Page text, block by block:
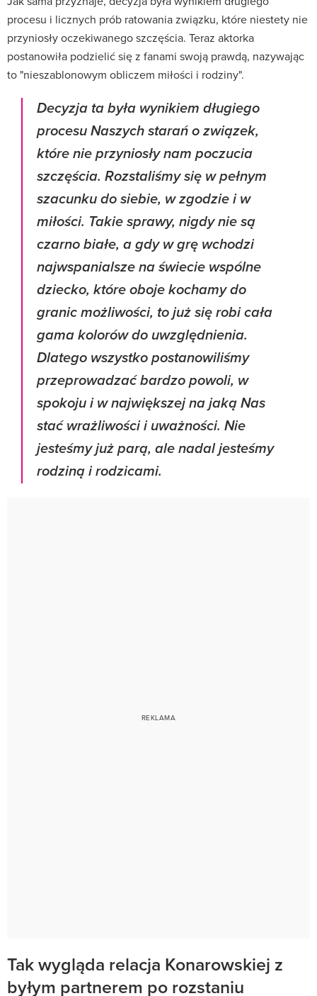
procesu i licznych prób ratowania związku, które niestety nie
przyniosły oczekiwanego szczęścia. Teraz aktorka
postanowiła podzielić się z fanami swoją prawdą, nazywając
to "nieszablonowym obliczem miłości i rodziny".
Decyzja ta była wynikiem długiego
procesu Naszych starań o związek,
które nie przyniosły nam poczucia
szczęścia. Rozstaliśmy się w pełnym
szacunku do siebie, w zgodzie i w
miłości. Takie sprawy, nigdy nie są
czarno białe, a gdy w grę wchodzi
najwspanialsze na świecie wspólne
dziecko, które oboje kochamy do
granic możliwości, to już się robi cała
gama kolorów do uwzględnienia.
Dlatego wszystko postanowiliśmy
przeprowadzać bardzo powoli, w
spokoju i w największej na jaką Nas
stać wrażliwości i uważności. Nie
jesteśmy już parą, ale nadal jesteśmy
rodziną i rodzicami.
Tak wygląda relacja Konarowskiej z
byłym partnerem po rozstaniu